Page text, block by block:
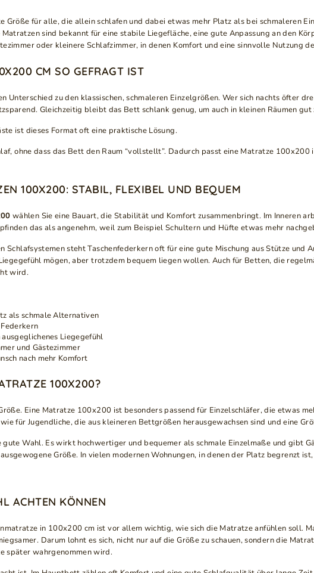
Größe für alle, die allein schlafen und dabei etwas mehr Platz als bei schmaleren
sind bekannt für eine stabile Liegefläche, eine gute Anpassung an den
oder kleinere Schlafzimmer, in denen Komfort und eine sinnvolle Nutzung
CM SO GEFRAGT IST
Unterschied zu den klassischen, schmaleren Einzelgrößen. Wer sich nachts öfter
Gleichzeitig bleibt das Bett schlank genug, um auch in kleinen Räumen gut
ist dieses Format oft eine praktische Lösung.
ohne dass das Bett den Raum “vollstellt”. Dadurch passt eine Matratze
100X200: STABIL, FLEXIBEL UND BEQUEM
wählen Sie eine Bauart, die Stabilität und Komfort zusammenbringt. Im Inneren
das als angenehm, weil zum Beispiel Schultern und Hüfte etwas mehr
Schlafsystemen steht Taschenfederkern oft für eine gute Mischung aus Stütze
mögen, aber trotzdem bequem liegen wollen. Auch für Betten, die
wird.
als schmale Alternativen
Liegegefühl
und Gästezimmer
nach mehr Komfort
100X200?
Eine Matratze 100x200 ist besonders passend für Einzelschläfer, die etwas
für Jugendliche, die aus kleineren Bettgrößen herausgewachsen sind und eine
Wahl. Es wirkt hochwertiger und bequemer als schmale Einzelmaße und gibt
Größe. In vielen modernen Wohnungen, in denen der Platz begrenzt
ACHTEN KÖNNEN
in 100x200 cm ist vor allem wichtig, wie sich die Matratze anfühlen soll.
Darum lohnt es sich, nicht nur auf die Größe zu schauen, sondern die
später wahrgenommen wird.